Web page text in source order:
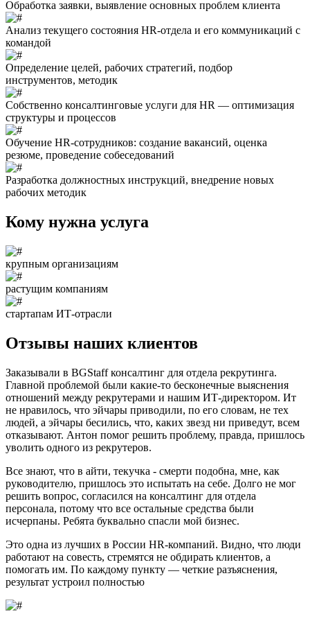
Обработка заявки, выявление основных проблем клиента
Анализ текущего состояния HR-отдела и его коммуникаций с
командой
Определение целей, рабочих стратегий, подбор
инструментов, методик
Собственно консалтинговые услуги для HR — оптимизация
структуры и процессов
Обучение HR-сотрудников: создание вакансий, оценка
резюме, проведение собеседований
Разработка должностных инструкций, внедрение новых
рабочих методик
Кому нужна услуга
крупным организациям
растущим компаниям
стартапам ИТ-отрасли
Отзывы наших клиентов
Заказывали в BGStaff консалтинг для отдела рекрутинга.
Главной проблемой были какие-то бесконечные выяснения
отношений между рекрутерами и нашим ИТ-директором. Ит
не нравилось, что эйчары приводили, по его словам, не тех
людей, а эйчары бесились, что, каких звезд ни приведут, всем
отказывают. Антон помог решить проблему, правда, пришлось
уволить одного из рекрутеров.
Все знают, что в айти, текучка - смерти подобна, мне, как
руководителю, пришлось это испытать на себе. Долго не мог
решить вопрос, согласился на консалтинг для отдела
персонала, потому что все остальные средства были
исчерпаны. Ребята буквально спасли мой бизнес.
Это одна из лучших в России HR-компаний. Видно, что люди
работают на совесть, стремятся не обдирать клиентов, а
помогать им. По каждому пункту — четкие разъяснения,
результат устроил полностью